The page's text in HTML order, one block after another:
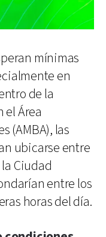
mínimas
en
de la
el Área
(AMBA), las
ubicarse entre
Ciudad
entre los
horas del día.